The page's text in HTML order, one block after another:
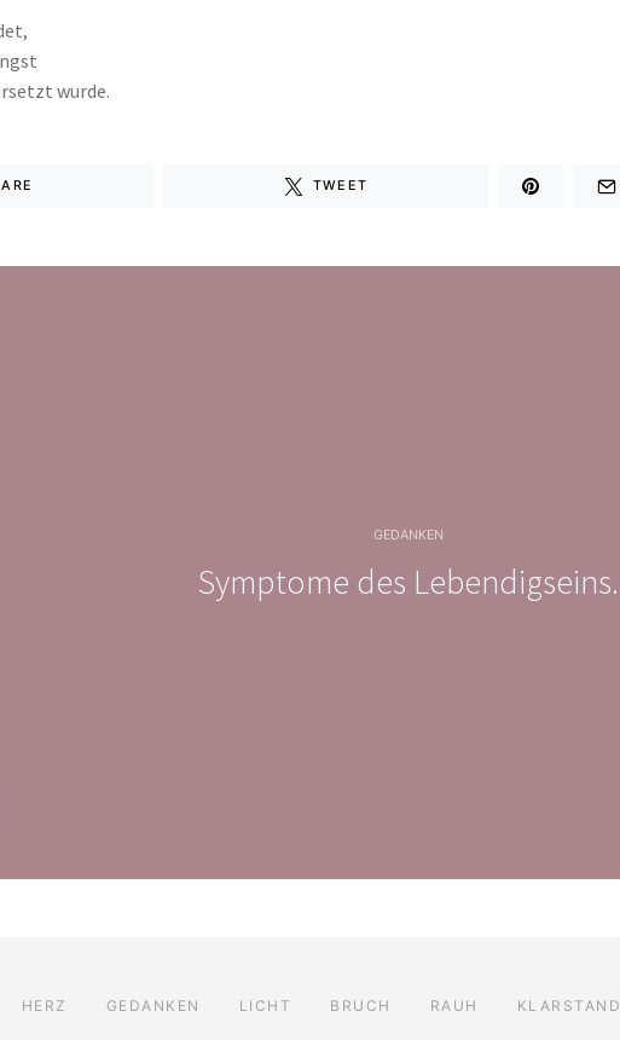
wurde.
TWEET
GEDANKEN
Symptome des Lebendigseins.
HERZ GEDANKEN LICHT BRUCH RAUH KLARSTAND